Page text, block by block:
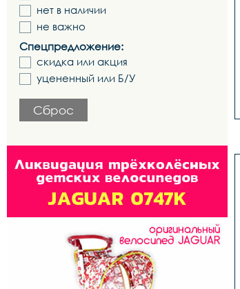
нет в наличии
не важно
Спецпредложение:
скидка или акция
уцененный или Б/У
Сброс